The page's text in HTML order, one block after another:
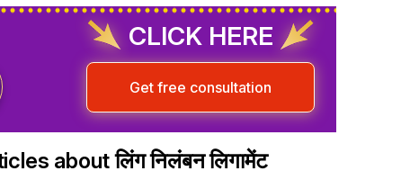
CLICK HERE
Get free consultation
about लिंग निलंबन लिगामेंट